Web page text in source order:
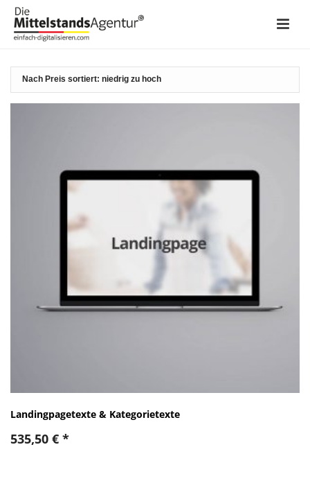
Landingpagetexte & Kategorietexte
535,50 € *